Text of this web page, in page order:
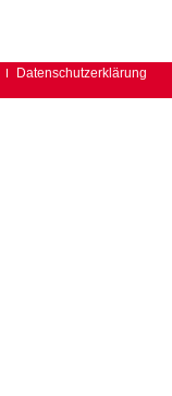
Datenschutzerklärung